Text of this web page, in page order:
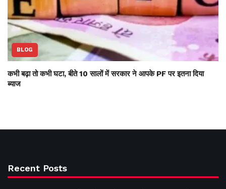
BLOG
कभी बढ़ा तो कभी घटा, बीते 10 सालों में सरकार ने आपके PF पर इतना दिया
ब्याज
Recent Posts